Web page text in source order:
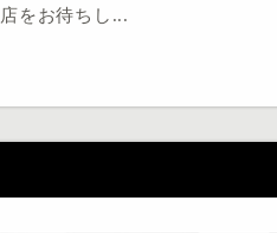
店をお待ちし...